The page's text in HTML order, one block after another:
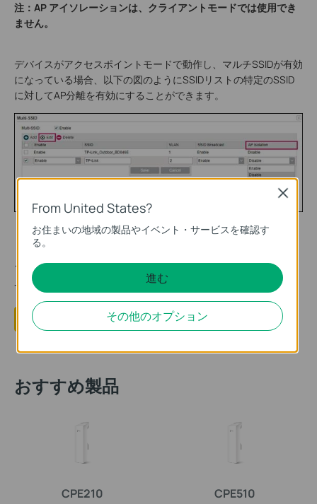
注：AP アイソレーションは、クライアントモードでは使用でき
ません。
デバイスがアクセスポイントモードで動作し、マルチSSIDが有効
になっている場合、以下の図のようにSSIDリストの特定のSSID
に対してAP分離を有効にすることができます。
このFAQは役に立ちましたか？
サイトの利便性向上にご協力ください。
いいえ
おすすめ製品
CPE210 CPE510
From United States?
お住まいの地域の製品やイベント・サービスを確認す
る。
進む
その他のオプション
Close